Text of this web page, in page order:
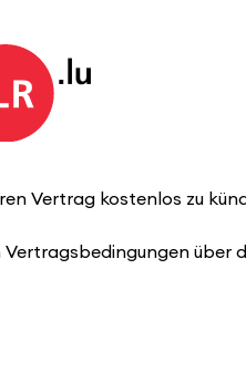
Vertrag kostenlos zu
über